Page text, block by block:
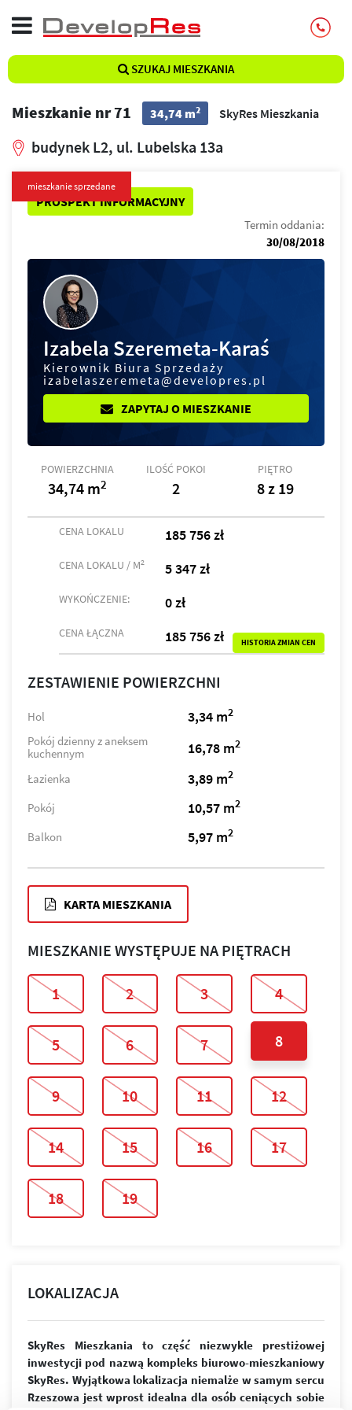
SZUKAJ MIESZKANIA
Mieszkanie nr 71 34,74 m2 SkyRes Mieszkania
budynek L2, ul. Lubelska 13a
PROSPEKT INFORMACYJNY
mieszkanie sprzedane
Termin oddania:
30/08/2018
Izabela Szeremeta-Karaś
Kierownik Biura Sprzedaży
izabelaszeremeta@developres.pl
ZAPYTAJ O MIESZKANIE
POWIERZCHNIA
34,74 m2
ILOŚĆ POKOI
2
PIĘTRO
8 z 19
CENA LOKALU 185 756 zł
CENA LOKALU / M2 5 347 zł
WYKOŃCZENIE: 0 zł
CENA ŁĄCZNA 185 756 zł HISTORIA ZMIAN CEN
ZESTAWIENIE POWIERZCHNI
Hol 3,34 m2
Pokój dzienny z aneksem
kuchennym
16,78 m2
Łazienka 3,89 m2
Pokój 10,57 m2
Balkon 5,97 m2
KARTA MIESZKANIA
MIESZKANIE WYSTĘPUJE NA PIĘTRACH
1 2 3 4
5 6 7 8
9 10 11 12
14 15 16 17
18 19
LOKALIZACJA
SkyRes Mieszkania to część niezwykle prestiżowej
inwestycji pod nazwą kompleks biurowo-mieszkaniowy
SkyRes. Wyjątkowa lokalizacja niemalże w samym sercu
Rzeszowa jest wprost idealna dla osób ceniących sobie